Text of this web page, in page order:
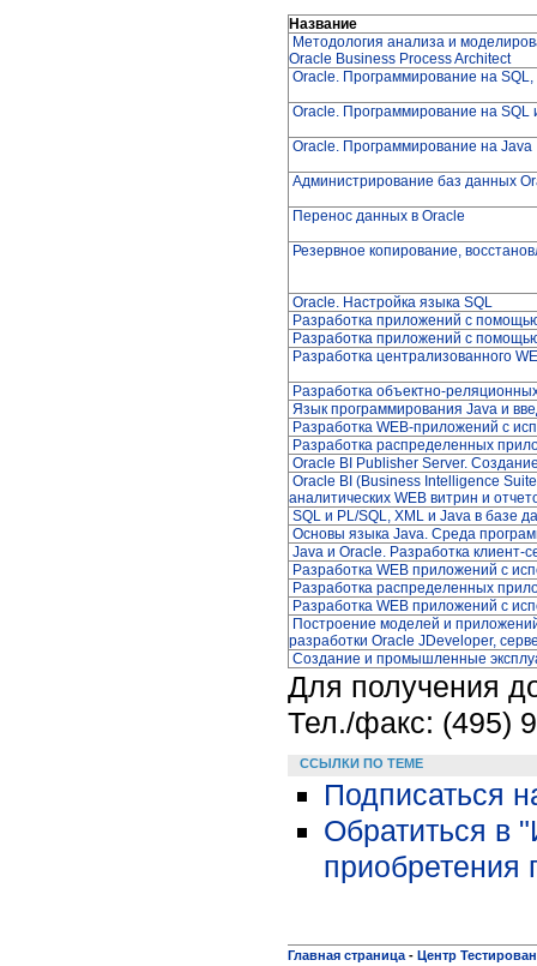
Название
Методология анализа и
Oracle Business Process Architect
Oracle. Программирование на SQL,
Oracle. Программирование на SQL
Oracle. Программирование на Java
Администрирование баз данных
Перенос данных в Oracle
Резервное копирование,
Oracle. Настройка языка SQL
Разработка приложений с
Разработка приложений с
Разработка централизованного
Разработка объектно-
Язык программирования Java и
Разработка WEB-приложений с
Разработка распределенных
Oracle BI Publisher Server.
Oracle BI (Business Intelligence
аналитических WEB витрин и
SQL и PL/SQL, XML и Java в базе
Основы языка Java. Среда
Java и Oracle. Разработка
Разработка WEB приложений с
Разработка распределенных
Разработка WEB приложений с
Построение моделей и
разработки Oracle JDeveloper,
Создание и промышленные
Для получения
Тел./факс: (495)
ССЫЛКИ ПО ТЕМЕ
Подписаться
Обратиться в
приобретения
Главная страница - Центр